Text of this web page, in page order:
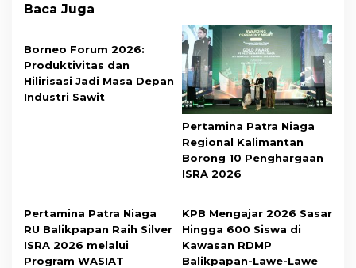
Baca Juga
Borneo Forum 2026:
Produktivitas dan
Hilirisasi Jadi Masa Depan
Industri Sawit
Pertamina Patra Niaga
Regional Kalimantan
Borong 10 Penghargaan
ISRA 2026
Pertamina Patra Niaga
RU Balikpapan Raih Silver
ISRA 2026 melalui
Program WASIAT
KPB Mengajar 2026 Sasar
Hingga 600 Siswa di
Kawasan RDMP
Balikpapan-Lawe-Lawe